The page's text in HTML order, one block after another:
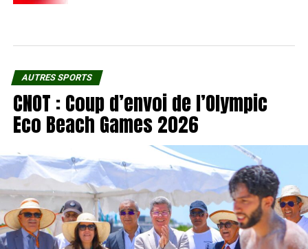
AUTRES SPORTS
CNOT : Coup d’envoi de l’Olympic
Eco Beach Games 2026